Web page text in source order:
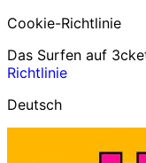
Cookie-Richtlinie
Das Surfen auf
Richtlinie
Deutsch